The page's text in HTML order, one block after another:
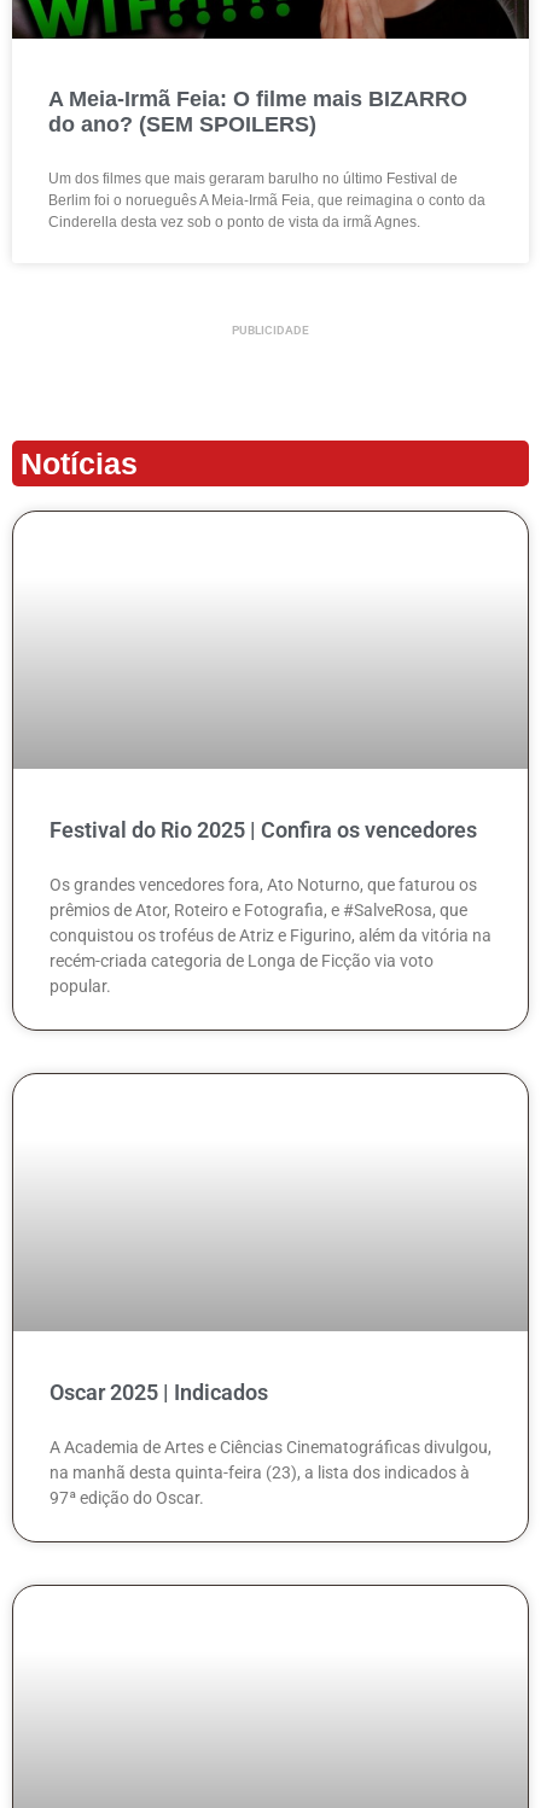
A Meia-Irmã Feia: O filme mais BIZARRO
do ano? (SEM SPOILERS)
Um dos filmes que mais geraram barulho no último Festival de
Berlim foi o norueguês A Meia-Irmã Feia, que reimagina o conto da
Cinderella desta vez sob o ponto de vista da irmã Agnes.
PUBLICIDADE
Notícias
Festival do Rio 2025 | Confira os vencedores
Os grandes vencedores fora, Ato Noturno, que faturou os
prêmios de Ator, Roteiro e Fotografia, e #SalveRosa, que
conquistou os troféus de Atriz e Figurino, além da vitória na
recém-criada categoria de Longa de Ficção via voto
popular.
Oscar 2025 | Indicados
A Academia de Artes e Ciências Cinematográficas divulgou,
na manhã desta quinta-feira (23), a lista dos indicados à
97ª edição do Oscar.